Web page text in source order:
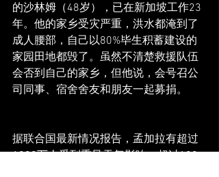
的沙林姆（48岁），已在新加坡工作23
年。他的家乡受灾严重，洪水都淹到了
成人腰部，自己以80%毕生积蓄建设的
家园田地都毁了。虽然不清楚救援队伍
会否到自己的家乡，但他说，会号召公
司同事、宿舍舍友和朋友一起募捐。
据联合国最新情况报告，孟加拉有超过
1800万人受到季风天气影响，超过120